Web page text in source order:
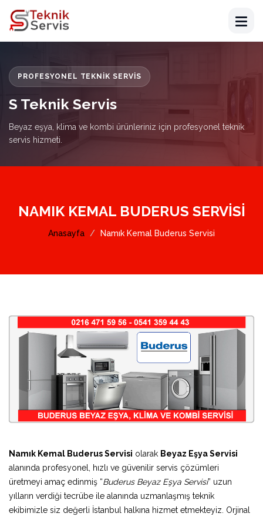
PROFESYONEL TEKNIK SERVIS
S Teknik Servis
Beyaz eşya, klima ve kombi ürünleriniz için profesyonel teknik
servis hizmeti.
NAMIK KEMAL BUDERUS SERVISI
Anasayfa Namık Kemal Buderus Servisi
Namık Kemal Buderus Servisi olarak Beyaz Eşya Servisi
alanında profesyonel, hızlı ve güvenilir servis çözümleri
üretmeyi amaç edinmiş “Buderus Beyaz Eşya Servisi” uzun
yılların verdiği tecrübe ile alanında uzmanlaşmış teknik
ekibimizle siz değerli İstanbul halkına hizmet etmekteyiz. Orjinal